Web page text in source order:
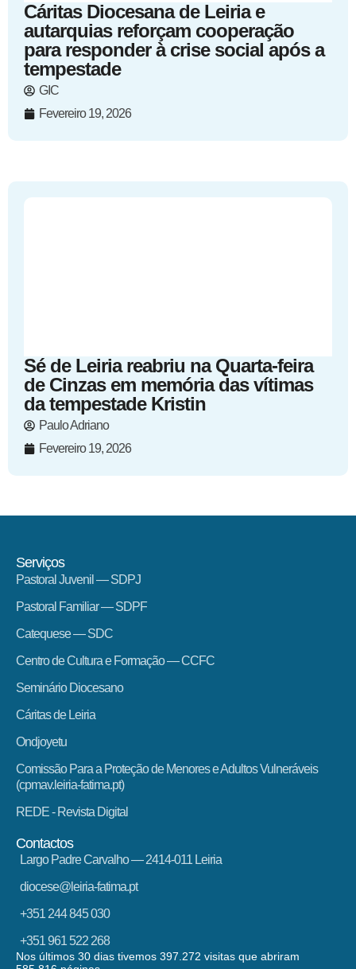
Cáritas Diocesana de Leiria e
autarquias reforçam cooperação
para responder à crise social após a
tempestade
GIC
Fevereiro 19, 2026
Sé de Leiria reabriu na Quarta-feira
de Cinzas em memória das vítimas
da tempestade Kristin
Paulo Adriano
Fevereiro 19, 2026
Serviços
Pastoral Juvenil — SDPJ
Pastoral Familiar — SDPF
Catequese — SDC
Centro de Cultura e Formação — CCFC
Seminário Diocesano
Cáritas de Leiria
Ondjoyetu
Comissão Para a Proteção de Menores e Adultos Vulneráveis
(cpmav.leiria-fatima.pt)
REDE - Revista Digital
Contactos
Largo Padre Carvalho — 2414-011 Leiria
diocese@leiria-fatima.pt
+351 244 845 030
+351 961 522 268
Nos últimos 30 dias tivemos 397.272 visitas que abriram